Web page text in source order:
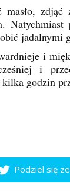
jadalnymi
i
i
godzin
Podziel się